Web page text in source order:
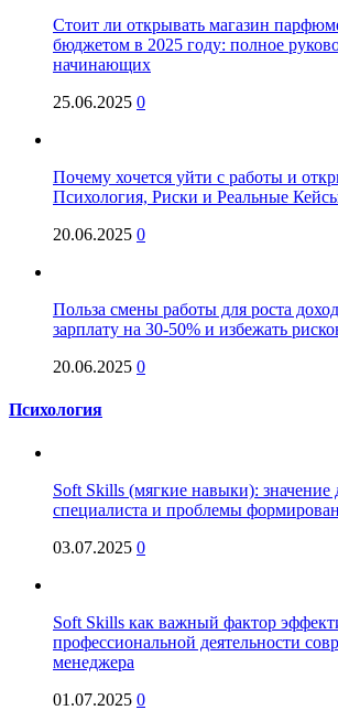
Стоит ли открывать магазин
бюджетом в 2025 году: полное
начинающих
25.06.2025 0
Почему хочется уйти с работы и
Психология, Риски и Реальные
20.06.2025 0
Польза смены работы для роста
зарплату на 30-50% и избежать
20.06.2025 0
Психология
Soft Skills (мягкие навыки): значение
специалиста и проблемы
03.07.2025 0
Soft Skills как важный фактор
профессиональной деятельности
менеджера
01.07.2025 0